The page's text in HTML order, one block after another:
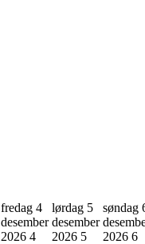
fredag 4
desember
2026 4
lørdag 5
desember
2026 5
søndag
2026 6